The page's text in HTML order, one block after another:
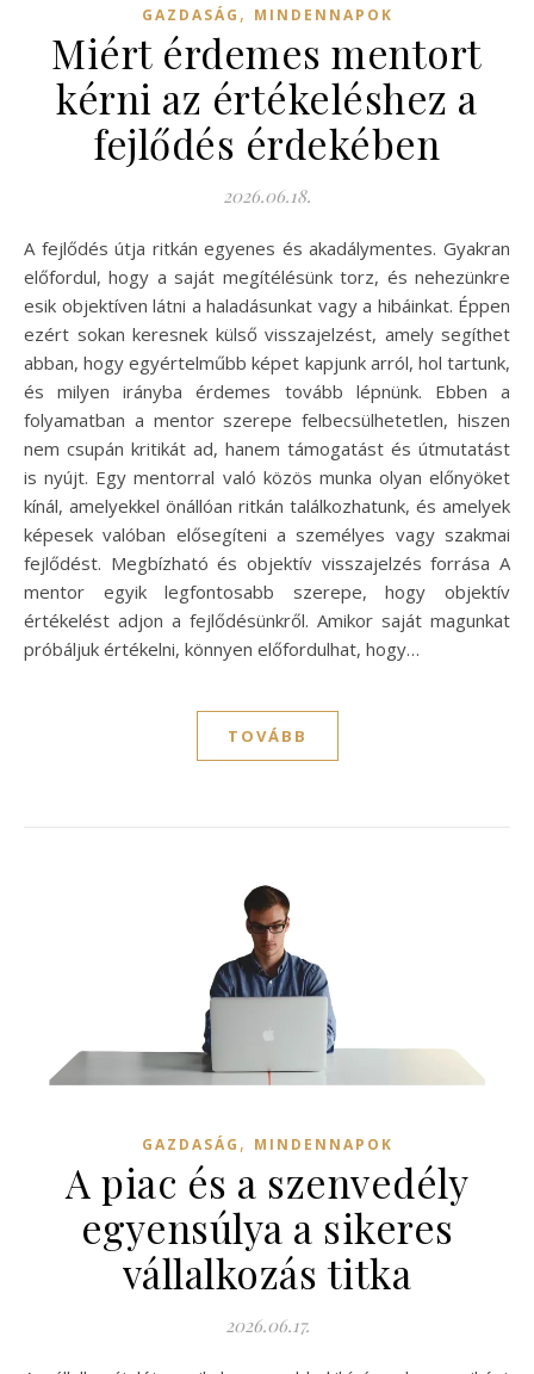
GAZDASÁG , MINDENNAPOK
Miért érdemes mentort
kérni az értékeléshez a
fejlődés érdekében
2026.06.18.
A fejlődés útja ritkán egyenes és akadálymentes. Gyakran
előfordul, hogy a saját megítélésünk torz, és nehezünkre
esik objektíven látni a haladásunkat vagy a hibáinkat. Éppen
ezért sokan keresnek külső visszajelzést, amely segíthet
abban, hogy egyértelműbb képet kapjunk arról, hol tartunk,
és milyen irányba érdemes tovább lépnünk. Ebben a
folyamatban a mentor szerepe felbecsülhetetlen, hiszen
nem csupán kritikát ad, hanem támogatást és útmutatást
is nyújt. Egy mentorral való közös munka olyan előnyöket
kínál, amelyekkel önállóan ritkán találkozhatunk, és amelyek
képesek valóban elősegíteni a személyes vagy szakmai
fejlődést. Megbízható és objektív visszajelzés forrása A
mentor egyik legfontosabb szerepe, hogy objektív
értékelést adjon a fejlődésünkről. Amikor saját magunkat
próbáljuk értékelni, könnyen előfordulhat, hogy…
TOVÁBB
GAZDASÁG , MINDENNAPOK
A piac és a szenvedély
egyensúlya a sikeres
vállalkozás titka
2026.06.17.